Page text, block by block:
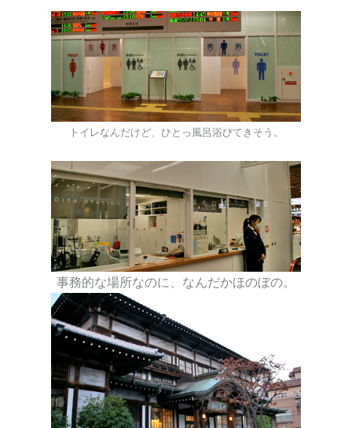
トイレなんだけど、ひとっ風呂浴びてきそう。
事務的な場所なのに、なんだかほのぼの。